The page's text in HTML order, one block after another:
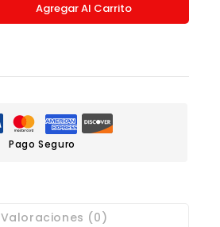
Agregar Al Carrito
Pago Seguro
Valoraciones (0)